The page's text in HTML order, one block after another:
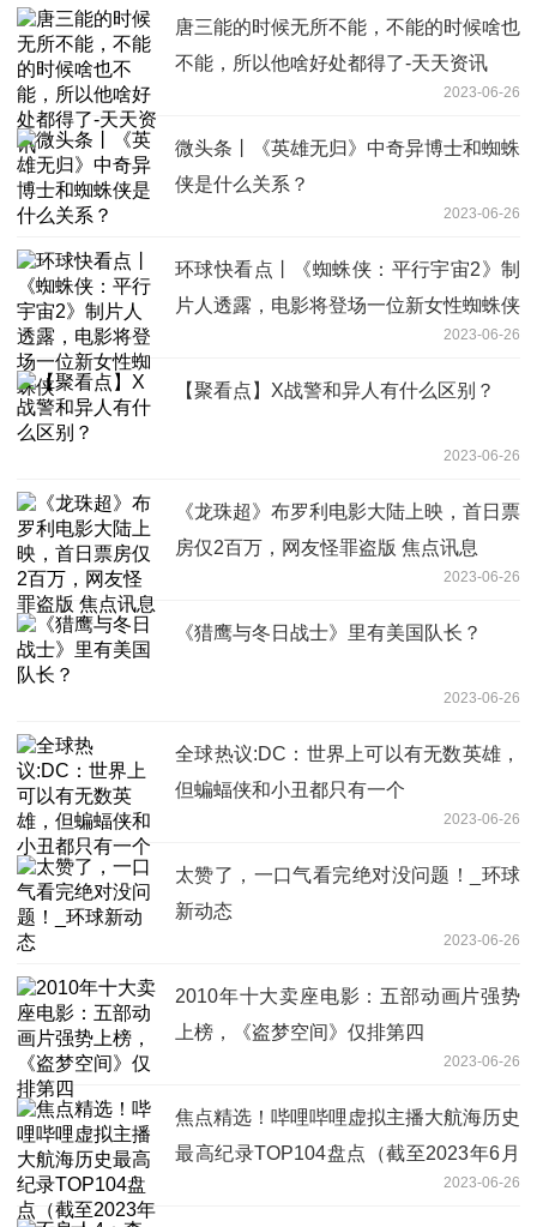
唐三能的时候无所不能，不能的时候啥也
不能，所以他啥好处都得了-天天资讯
2023-06-26
微头条丨《英雄无归》中奇异博士和蜘蛛
侠是什么关系？
2023-06-26
环球快看点丨《蜘蛛侠：平行宇宙2》制
片人透露，电影将登场一位新女性蜘蛛侠
2023-06-26
【聚看点】X战警和异人有什么区别？
2023-06-26
《龙珠超》布罗利电影大陆上映，首日票
房仅2百万，网友怪罪盗版 焦点讯息
2023-06-26
《猎鹰与冬日战士》里有美国队长？
2023-06-26
全球热议:DC：世界上可以有无数英雄，
但蝙蝠侠和小丑都只有一个
2023-06-26
太赞了，一口气看完绝对没问题！_环球
新动态
2023-06-26
2010年十大卖座电影：五部动画片强势
上榜，《盗梦空间》仅排第四
2023-06-26
焦点精选！哔哩哔哩虚拟主播大航海历史
最高纪录TOP104盘点（截至2023年6月
2023-06-26